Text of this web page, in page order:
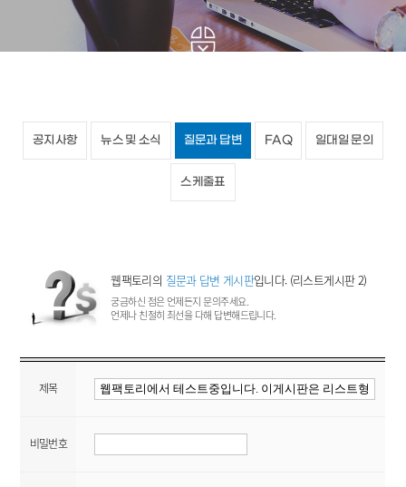
공지사항 뉴스 및 소식 질문과 답변 FAQ 일대일 문의
스케줄표
웹팩토리의 질문과 답변 게시판입니다. (리스트게시판 2)
궁금하신 점은 언제든지 문의주세요.
언제나 친절히 최선을 다해 답변해드립니다.
제목
비밀번호